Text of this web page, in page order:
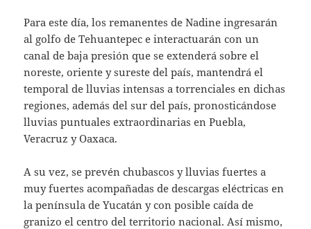
Para este día, los remanentes de Nadine ingresarán
al golfo de Tehuantepec e interactuarán con un
canal de baja presión que se extenderá sobre el
noreste, oriente y sureste del país, mantendrá el
temporal de lluvias intensas a torrenciales en dichas
regiones, además del sur del país, pronosticándose
lluvias puntuales extraordinarias en Puebla,
Veracruz y Oaxaca.
A su vez, se prevén chubascos y lluvias fuertes a
muy fuertes acompañadas de descargas eléctricas en
la península de Yucatán y con posible caída de
granizo el centro del territorio nacional. Así mismo,